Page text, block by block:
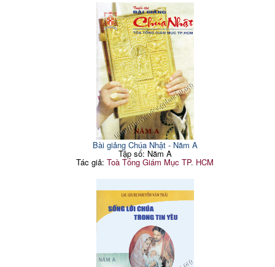
Bài giảng Chúa Nhật - Năm A
Tập số: Năm A
Tác giả:Toà Tổng Giám Mục TP. HCM